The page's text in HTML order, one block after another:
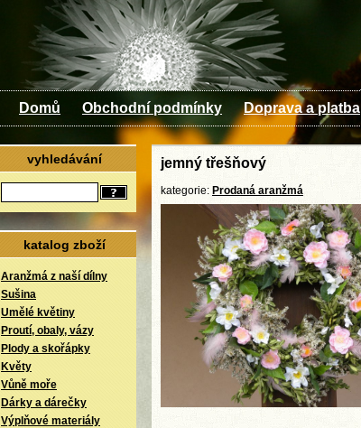
Domů Obchodní podmínky Doprava a platba
vyhledávání
katalog zboží
Aranžmá z naší dílny
Sušina
Umělé květiny
Proutí, obaly, vázy
Plody a skořápky
Květy
Vůně moře
Dárky a dárečky
Výplňové materiály
jemný třešňový
kategorie: Prodaná aranžmá